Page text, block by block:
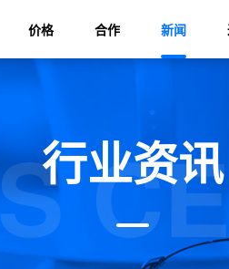
价格 合作 新闻
行业资讯